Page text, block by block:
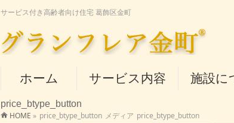
サービス付き高齢者向け住宅 葛飾区金町
ホーム サービス内容 施設に
price_btype_button
HOME » price_btype_button メディア price_btype_button